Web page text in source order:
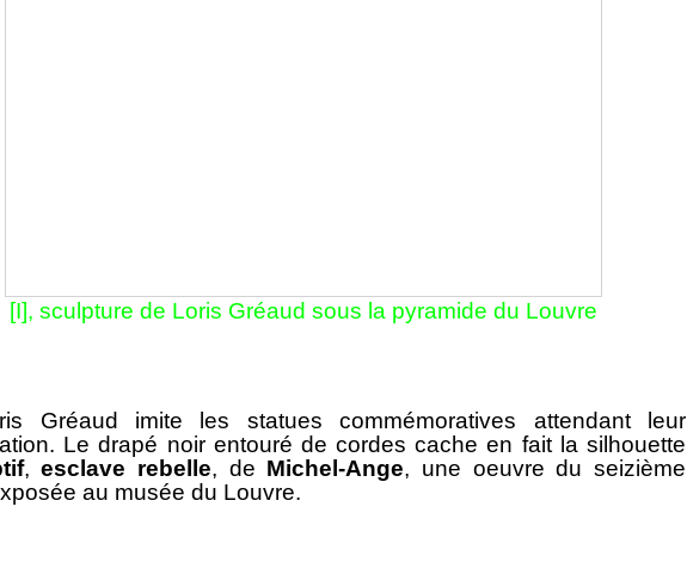
[I], sculpture de Loris Gréaud sous la pyramide du Louvre
imite les statues commémoratives attendant leur
Le drapé noir entouré de cordes cache en fait la silhouette
,esclave rebelle, de Michel-Ange, une oeuvre du seizième
au musée du Louvre.